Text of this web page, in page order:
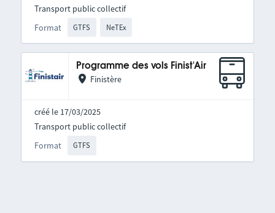
Format GTFS NeTEx
Transport public collectif
Programme des vols Finist'Air
Finistère
créé le 17/03/2025
Format GTFS
Transport public collectif